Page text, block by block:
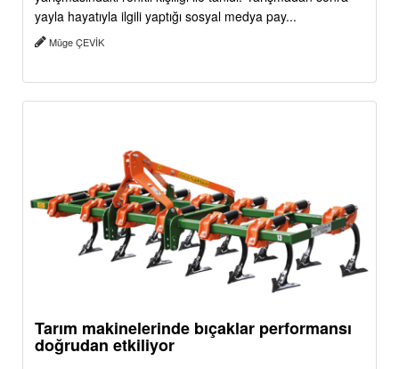
yayla hayatıyla ilgili yaptığı sosyal medya pay...
Müge ÇEVİK
Tarım makinelerinde bıçaklar performansı
doğrudan etkiliyor